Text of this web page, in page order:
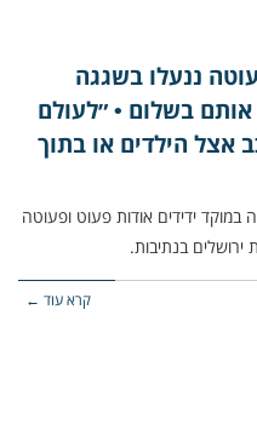
ננעלו בשגגה
אותם בשלום • ״לעולם
הילדים או בתוך
התקבלה קריאה במוקד ידידים אודות פעוט ופעוטה
בנתיבות.
קרא עוד ←